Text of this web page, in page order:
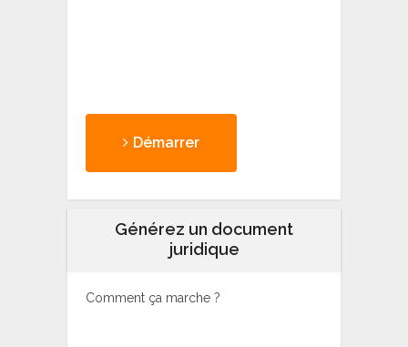
Démarrer
Générez un document
juridique
Comment ça marche ?